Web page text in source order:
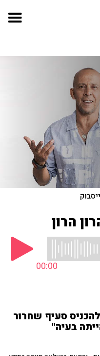
הרון
00:00
להכניס סעיף שחרור
בעיה"